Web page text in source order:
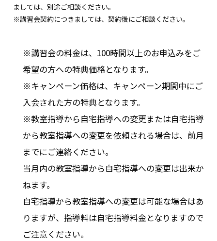
ましては、別途ご相談ください。
※講習会契約につきましては、契約後にご相談ください。
※講習会の料金は、100時間以上のお申込みをご
希望の方への特典価格となります。
※キャンペーン価格は、キャンペーン期間中にご
入会された方の特典となります。
※教室指導から自宅指導への変更または自宅指導
から教室指導への変更を依頼される場合は、前月
までにご連絡ください。
当月内の教室指導から自宅指導への変更は出来か
ねます。
自宅指導から教室指導への変更は可能な場合はあ
りますが、指導料は自宅指導料金となりますので
ご注意ください。